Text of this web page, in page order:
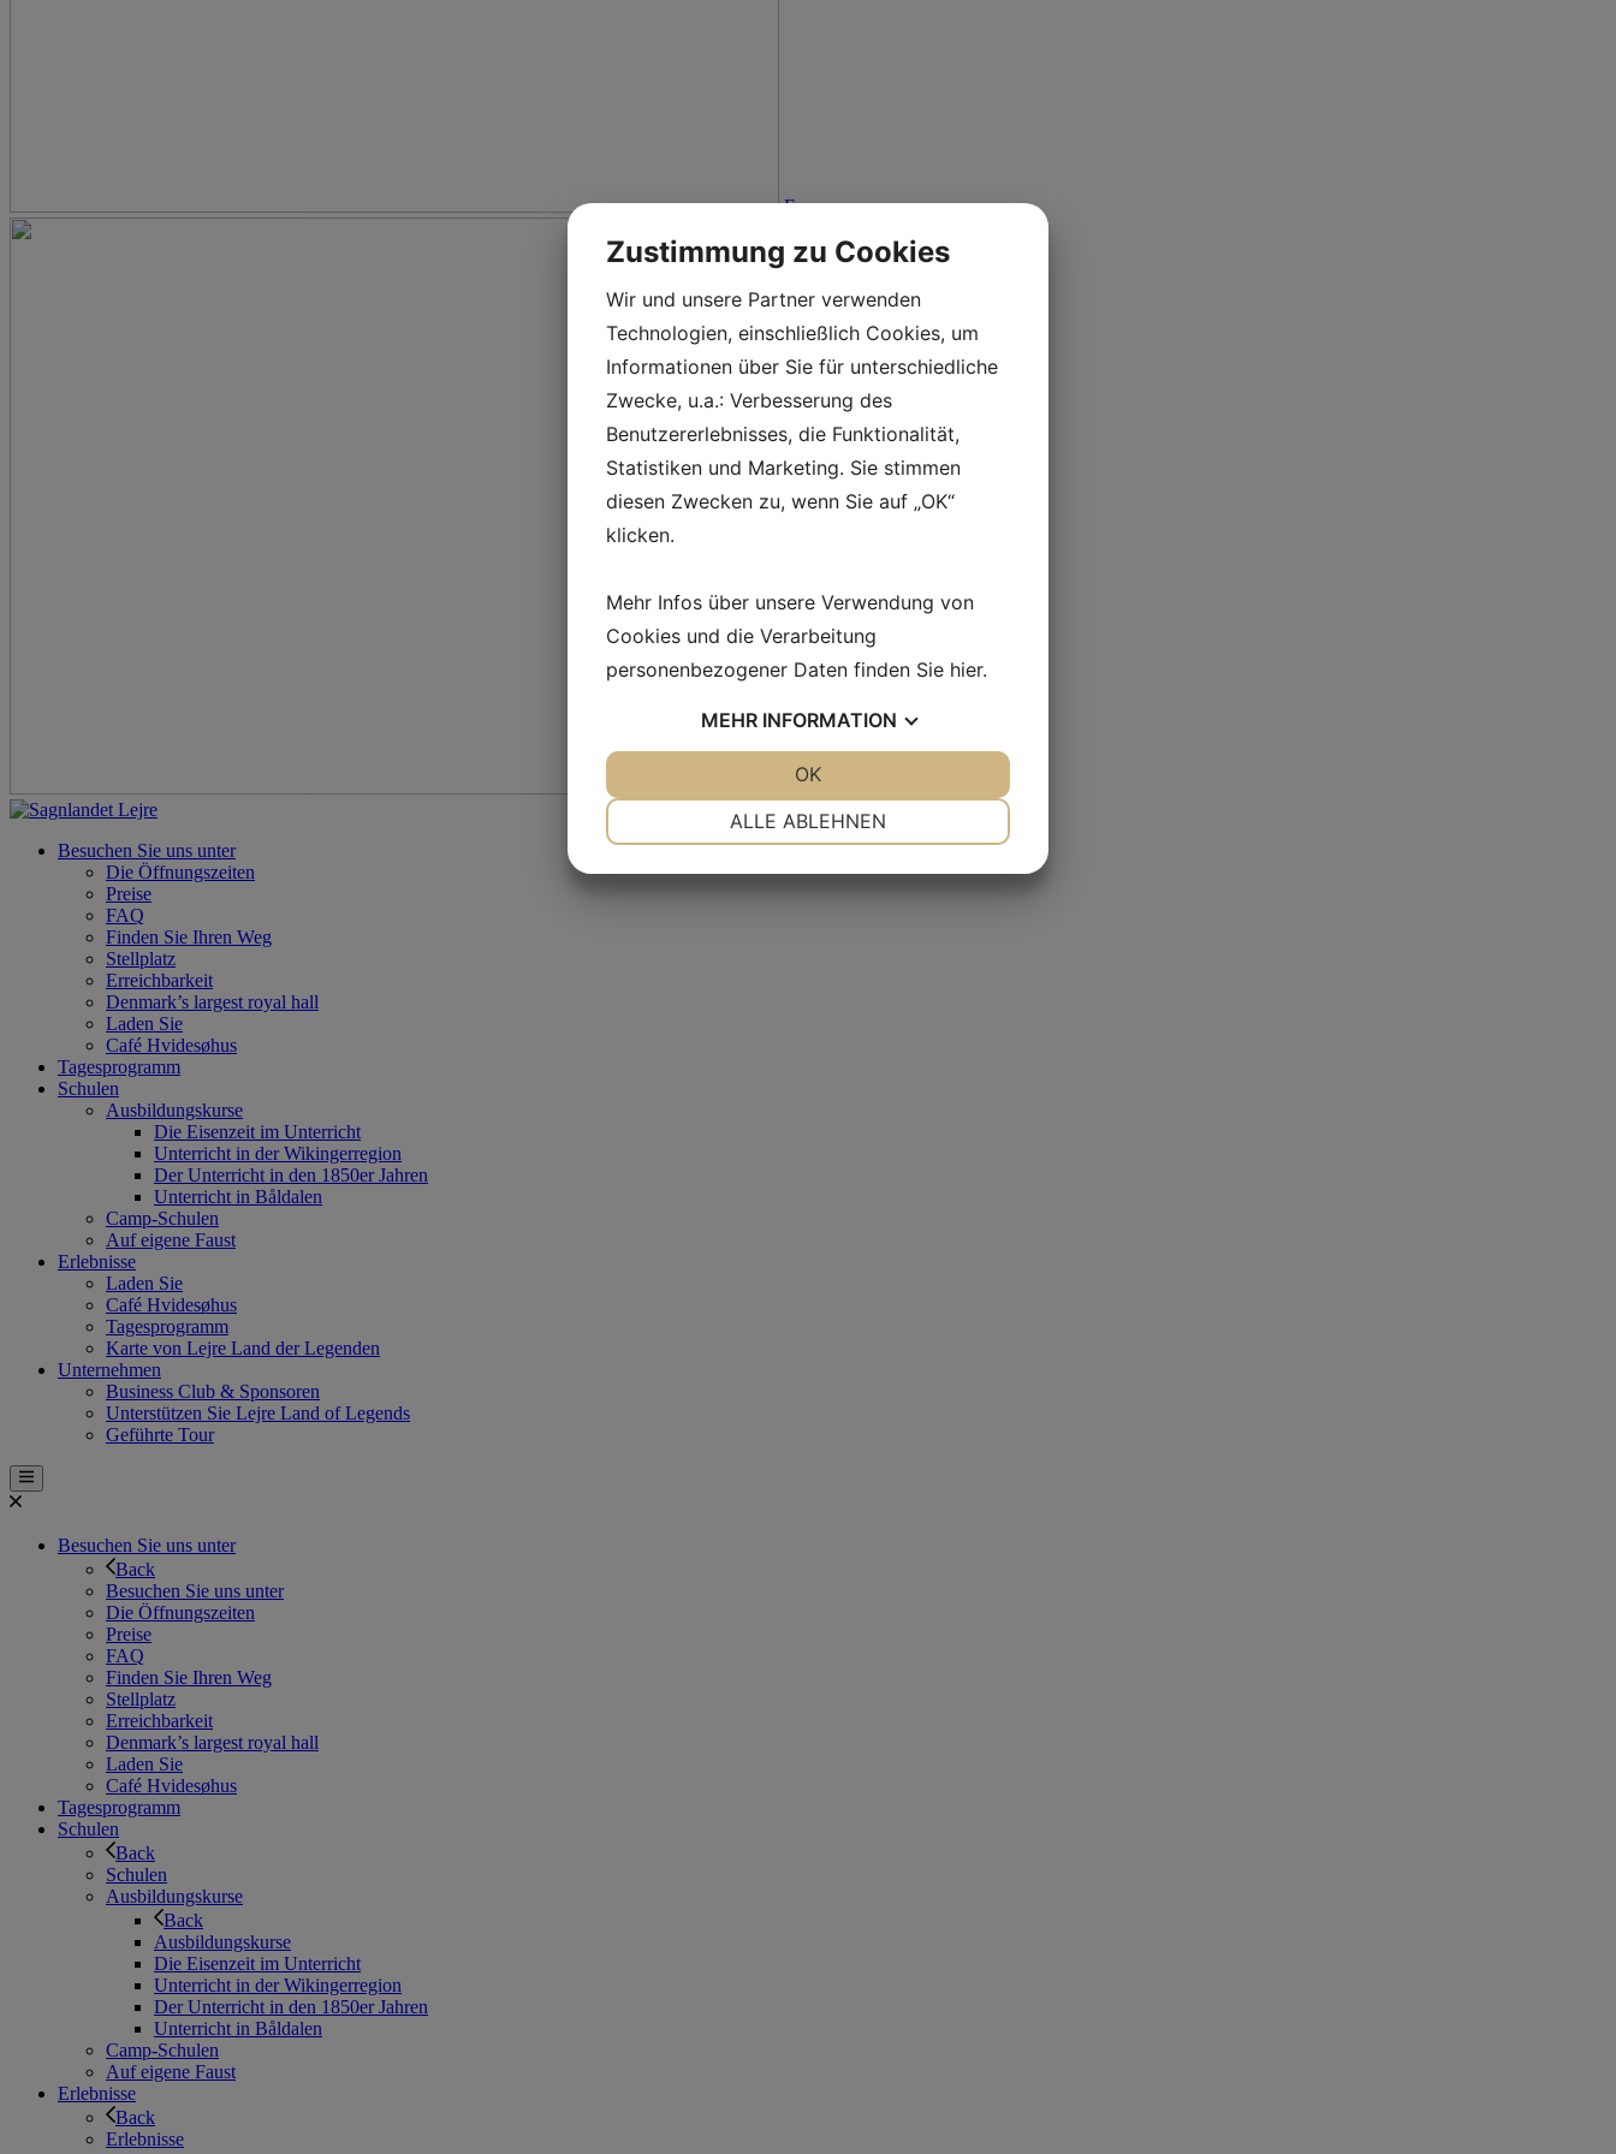
En
Fr
Besuchen Sie uns unter
Die Öffnungszeiten
Preise
FAQ
Finden Sie Ihren Weg
Stellplatz
Erreichbarkeit
Denmark’s largest royal hall
Laden Sie
Café Hvidesøhus
Tagesprogramm
Schulen
Ausbildungskurse
Die Eisenzeit im Unterricht
Unterricht in der Wikingerregion
Der Unterricht in den 1850er Jahren
Unterricht in Båldalen
Camp-Schulen
Auf eigene Faust
Erlebnisse
Laden Sie
Café Hvidesøhus
Tagesprogramm
Karte von Lejre Land der Legenden
Unternehmen
Business Club & Sponsoren
Unterstützen Sie Lejre Land of Legends
Geführte Tour
Besuchen Sie uns unter
Back
Besuchen Sie uns unter
Die Öffnungszeiten
Preise
FAQ
Finden Sie Ihren Weg
Stellplatz
Erreichbarkeit
Denmark’s largest royal hall
Laden Sie
Café Hvidesøhus
Tagesprogramm
Schulen
Back
Schulen
Ausbildungskurse
Back
Ausbildungskurse
Die Eisenzeit im Unterricht
Unterricht in der Wikingerregion
Der Unterricht in den 1850er Jahren
Unterricht in Båldalen
Camp-Schulen
Auf eigene Faust
Erlebnisse
Back
Erlebnisse
Zustimmung zu Cookies
Wir und unsere Partner verwenden
Technologien, einschließlich Cookies, um
Informationen über Sie für unterschiedliche
Zwecke, u.a.: Verbesserung des
Benutzererlebnisses, die Funktionalität,
Statistiken und Marketing. Sie stimmen
diesen Zwecken zu, wenn Sie auf „OK“
klicken.
Mehr Infos über unsere Verwendung von
Cookies und die Verarbeitung
personenbezogener Daten finden Sie hier.
MEHR INFORMATION
ALLE ABLEHNEN
OK